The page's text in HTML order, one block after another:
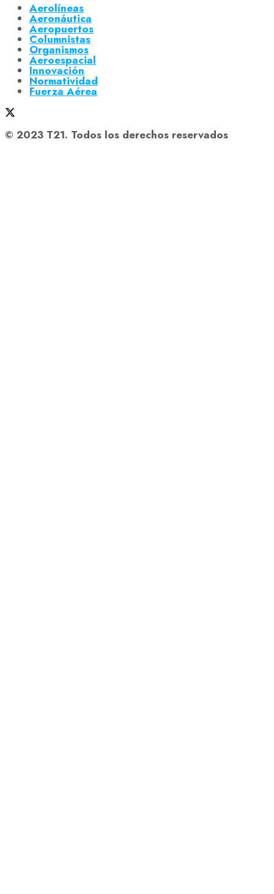
Aerolíneas
Aeronáutica
Aeropuertos
Columnistas
Organismos
Aeroespacial
Innovación
Normatividad
Fuerza Aérea
© 2023 T21. Todos los derechos reservados